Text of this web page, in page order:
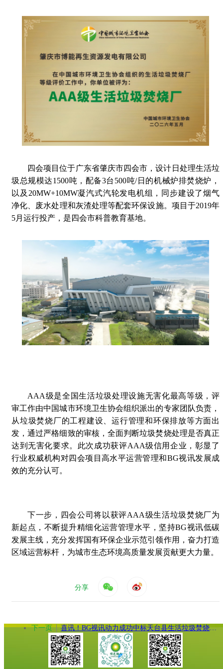
四会项目位于广东省肇庆市四会市，设计日处理生活垃
圾总规模达1500吨，配备3台500吨/日的机械炉排焚烧炉，
以及20MW+10MW凝汽式汽轮发电机组，同步建设了烟气
净化、废水处理和灰渣处理等配套环保设施。项目于2019年
5月运行投产，是四会市科普教育基地。
AAA级是全国生活垃圾处理设施无害化最高等级，评
审工作由中国城市环境卫生协会组织派出的专家团队负责，
从垃圾焚烧厂的工程建设、运行管理和环保排放等方面出
发，通过严格细致的审核，全面判断垃圾焚烧处理是否真正
达到无害化要求。此次成功获评AAA级信用企业，彰显了
行业权威机构对四会项目高水平运营管理和BG视讯发展成
效的充分认可。
下一步，四会公司将以获评AAA级生活垃圾焚烧厂为
新起点，不断提升精细化运营管理水平，坚持BG视讯低碳
发展主线，充分发挥国有环保企业示范引领作用，奋力打造
区域运营标杆，为城市生态环境高质量发展贡献更大力量。
分享
下一页 喜讯！BG视讯动力成功中标天台县生活垃圾焚烧发电及飞灰填埋场运维服务项目